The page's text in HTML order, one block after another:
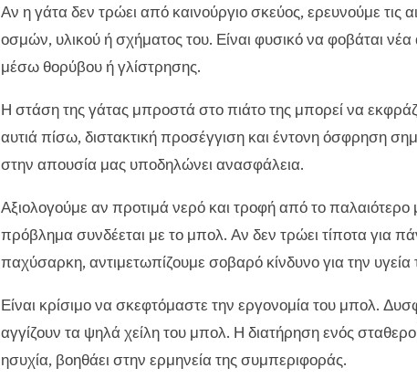
Αν η γάτα δεν τρώει από καινούργιο σκεύος, ερευνούμε τις
οσμών, υλικού ή σχήματος του. Είναι φυσικό να φοβάται
μέσω θορύβου ή γλίστρησης.
Η στάση της γάτας μπροστά στο πιάτο της μπορεί να
αυτιά πίσω, διστακτική προσέγγιση και έντονη όσφρηση
στην απουσία μας υποδηλώνει ανασφάλεια.
Αξιολογούμε αν προτιμά νερό και τροφή από το
πρόβλημα συνδέεται με το μπολ. Αν δεν τρώει τίποτα για
παχύσαρκη, αντιμετωπίζουμε σοβαρό κίνδυνο για την υγεία
Είναι κρίσιμο να σκεφτόμαστε την εργονομία του μπολ.
αγγίζουν τα ψηλά χείλη του μπολ. Η διατήρηση ενός
ησυχία, βοηθάει στην ερμηνεία της συμπεριφοράς.